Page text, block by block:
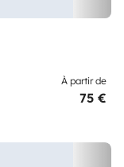
À partir de
75 €